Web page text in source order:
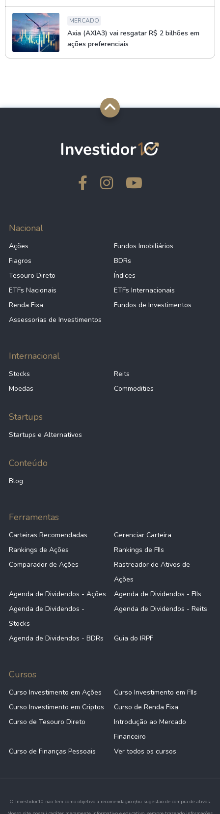
MERCADO
Axia (AXIA3) vai resgatar R$ 2 bilhões em
ações preferenciais
Nacional
Ações
Fundos Imobiliários
Fiagros
BDRs
Tesouro Direto
Índices
ETFs Nacionais
ETFs Internacionais
Renda Fixa
Fundos de Investimentos
Assessorias de Investimentos
Internacional
Stocks
Reits
Moedas
Commodities
Startups
Startups e Alternativos
Conteúdo
Blog
Ferramentas
Carteiras Recomendadas
Gerenciar Carteira
Rankings de Ações
Rankings de FIIs
Comparador de Ações
Rastreador de Ativos de
Ações
Agenda de Dividendos - Ações
Agenda de Dividendos - FIIs
Agenda de Dividendos -
Stocks
Agenda de Dividendos - Reits
Agenda de Dividendos - BDRs Guia do IRPF
Cursos
Curso Investimento em Ações
Curso Investimento em FIIs
Curso Investimento em Criptos
Curso de Renda Fixa
Curso de Tesouro Direto
Introdução ao Mercado
Financeiro
Curso de Finanças Pessoais
Ver todos os cursos
O Investidor10 não tem como objetivo a recomendação e/ou sugestão de compra de ativos.